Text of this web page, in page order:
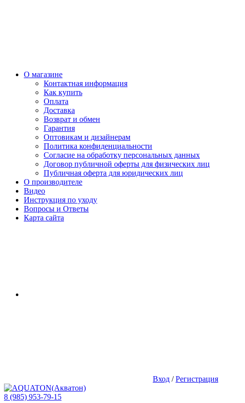
О магазине
Контактная информация
Как купить
Оплата
Доставка
Возврат и обмен
Гарантия
Оптовикам и дизайнерам
Политика конфиденциальности
Согласие на обработку персональных данных
Договор публичной оферты для физических лиц
Публичная оферта для юридических лиц
О производителе
Видео
Инструкция по уходу
Вопросы и Ответы
Карта сайта
Вход /Регистрация
8 (985) 953-79-15